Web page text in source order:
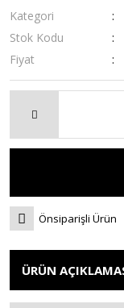
Kategori
Stok Kodu
Fiyat
Önsiparişli Ürün
ÜRÜN